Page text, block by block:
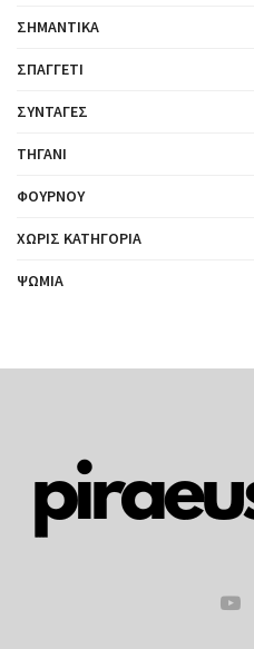
ΣΗΜΑΝΤΙΚΆ
ΣΠΑΓΓΈΤΙ
ΣΥΝΤΑΓΈΣ
ΤΗΓΆΝΙ
ΦΟΎΡΝΟΥ
ΧΩΡΊΣ ΚΑΤΗΓΟΡΊΑ
ΨΩΜΙΆ